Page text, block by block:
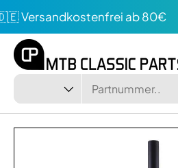
Direkt zum Inhalt
Versandkostenfrei ab 80€
Suchen
Art